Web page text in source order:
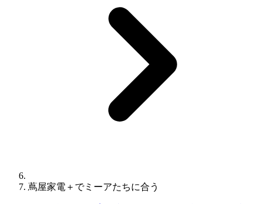
蔦屋家電＋でミーアたちに合う